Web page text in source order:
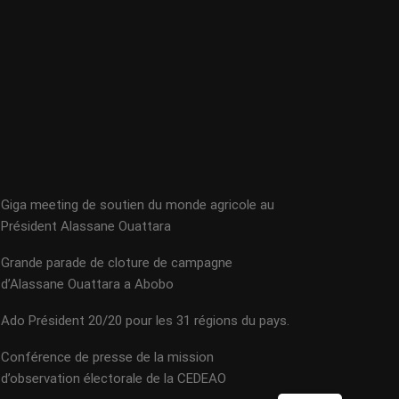
Giga meeting de soutien du monde agricole au
Président Alassane Ouattara
Grande parade de cloture de campagne
d’Alassane Ouattara a Abobo
Ado Président 20/20 pour les 31 régions du pays.
Conférence de presse de la mission
d’observation électorale de la CEDEAO